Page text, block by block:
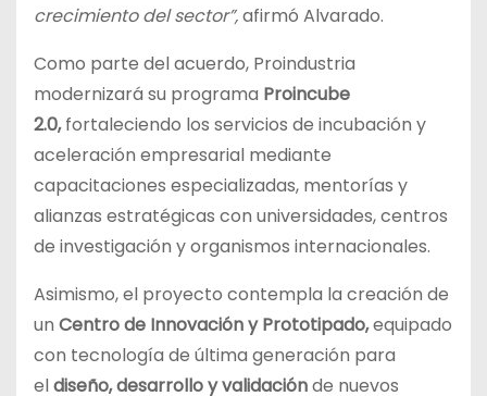
crecimiento del sector”,afirmó Alvarado.
Como parte del acuerdo, Proindustria
modernizará su programa Proincube
2.0,fortaleciendo los servicios de incubación y
aceleración empresarial mediante
capacitaciones especializadas, mentorías y
alianzas estratégicas con universidades, centros
de investigación y organismos internacionales.
Asimismo, el proyecto contempla la creación de
un Centro de Innovación y Prototipado,equipado
con tecnología de última generación para
eldiseño, desarrollo y validaciónde nuevos